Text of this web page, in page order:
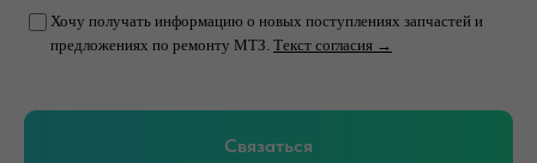
Хочу получать информацию о новых поступлениях запчастей и
предложениях по ремонту МТЗ. Текст согласия →
Связаться